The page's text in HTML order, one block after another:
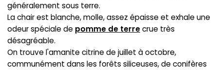
généralement sous terre.
La chair est blanche, molle, assez épaisse et exhale une
odeur spéciale de pomme de terrecrue très
désagréable.
On trouve l'amanite citrine de juillet à octobre,
communément dans les forêts siliceuses, de conifères